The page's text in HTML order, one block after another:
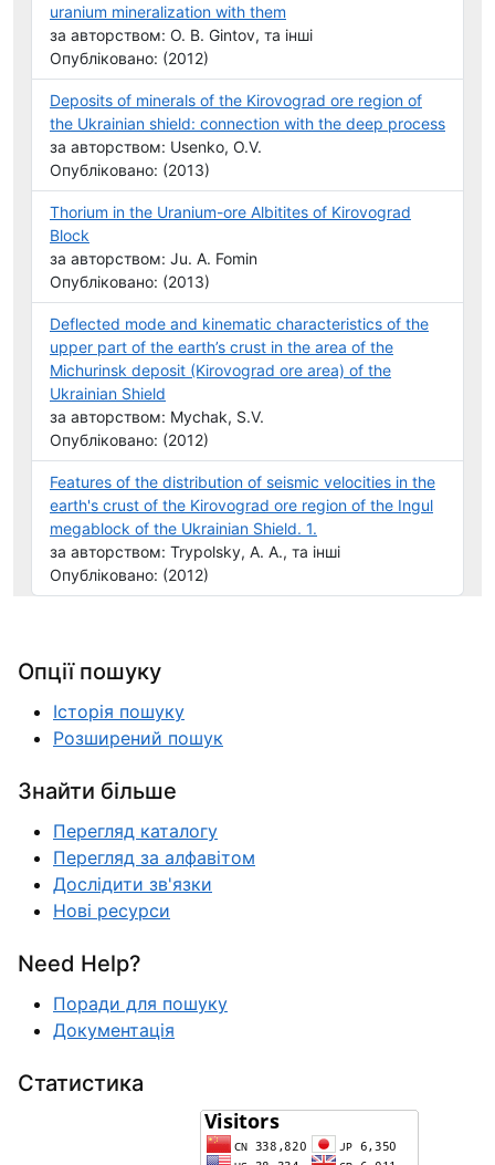
uranium mineralization with them
за авторством: O. B. Gintov, та інші
Опубліковано: (2012)
Deposits of minerals of the Kirovograd ore region of
the Ukrainian shield: connection with the deep process
за авторством: Usenko, O.V.
Опубліковано: (2013)
Thorium in the Uranium-ore Albitites of Kirovograd
Block
за авторством: Ju. A. Fomin
Опубліковано: (2013)
Deflected mode and kinematic characteristics of the
upper part of the earth’s crust in the area of the
Michurinsk deposit (Kirovograd ore area) of the
Ukrainian Shield
за авторством: Mychak, S.V.
Опубліковано: (2012)
Features of the distribution of seismic velocities in the
earth's crust of the Kirovograd ore region of the Ingul
megablock of the Ukrainian Shield. 1.
за авторством: Trypolsky, A. A., та інші
Опубліковано: (2012)
Опції пошуку
Історія пошуку
Розширений пошук
Знайти більше
Перегляд каталогу
Перегляд за алфавітом
Дослідити зв'язки
Нові ресурси
Need Help?
Поради для пошуку
Документація
Статистика